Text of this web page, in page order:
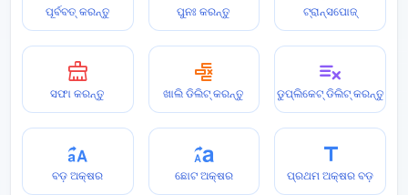
ପୂର୍ବବତ୍ କରନ୍ତୁ ପୁନଃ କରନ୍ତୁ ଟ୍ରାନ୍ସପୋଜ୍
ସଫା କରନ୍ତୁ ଖାଲି ଡିଲିଟ୍ କରନ୍ତୁ ଡୁପ୍ଲିକେଟ୍ ଡିଲିଟ୍ କରନ୍ତୁ
ବଡ଼ ଅକ୍ଷର ଛୋଟ ଅକ୍ଷର ପ୍ରଥମ ଅକ୍ଷର ବଡ଼